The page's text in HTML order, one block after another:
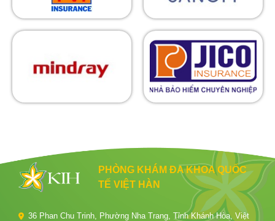
PHÒNG KHÁM ĐA KHOA QUỐC
TẾ VIỆT HÀN
36 Phan Chu Trinh, Phường Nha Trang, Tỉnh Khánh Hòa, Việt